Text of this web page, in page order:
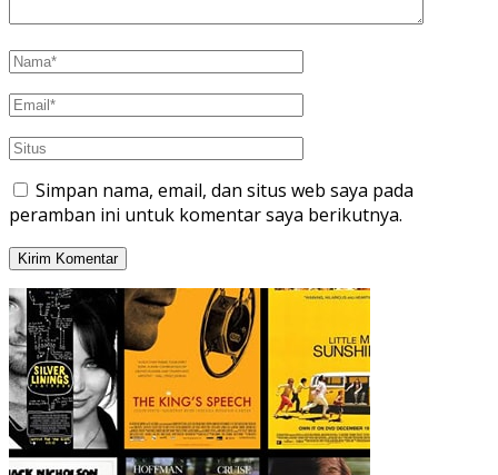
Simpan nama, email, dan situs web saya pada
peramban ini untuk komentar saya berikutnya.